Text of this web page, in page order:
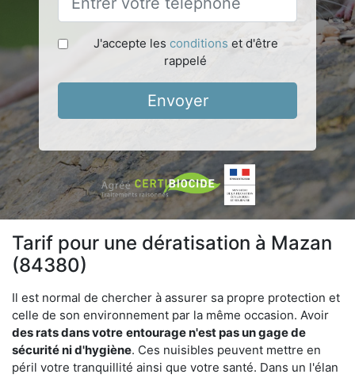
J'accepte les conditions et d'être
rappelé
Envoyer
Tarif pour une dératisation à Mazan
(84380)
Il est normal de chercher à assurer sa propre protection et
celle de son environnement par la même occasion. Avoir
des rats dans votre entourage n'est pas un gage de
sécurité ni d'hygiène. Ces nuisibles peuvent mettre en
péril votre tranquillité ainsi que votre santé. Dans un l'élan